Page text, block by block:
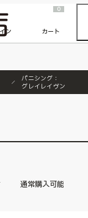
梱版』発売延期のご案内
ン
0
カート
パニシング：
グレイレイヴン
通常購入可能